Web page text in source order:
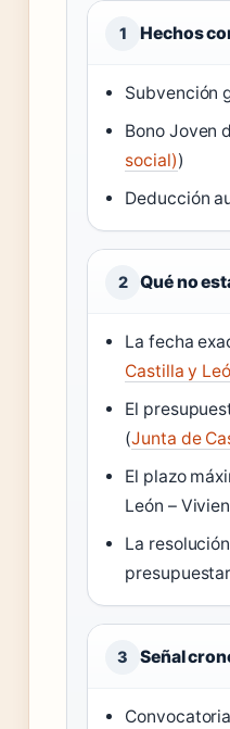
1 Hechos
Subvención
Bono Joven
social))
Deducción
2 Qué no
La fecha
Castilla y
El
(Junta de
El plazo
León –
La
3 Señal